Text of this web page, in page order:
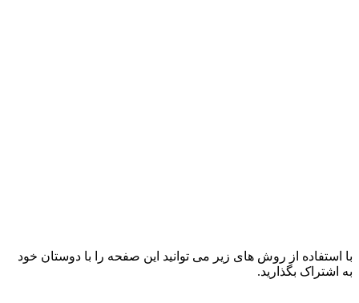
با استفاده از روش های زیر می توانید این صفحه را با دوستان خود
به اشتراک بگذارید.